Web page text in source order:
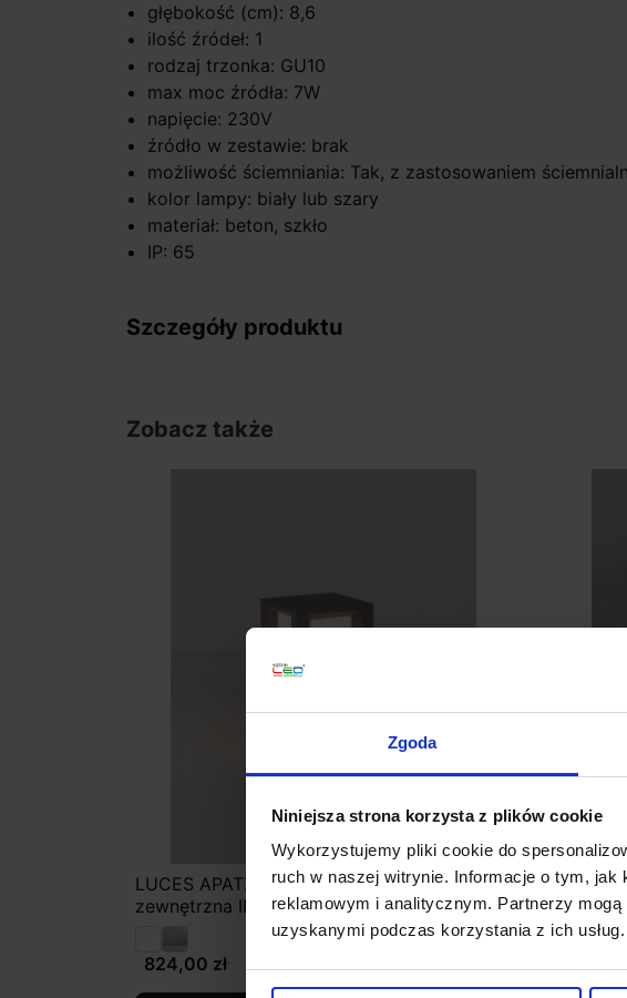
Zgoda
Niniejsza strona korzysta z plików cookie
Wykorzystujemy pliki cookie do
ruch w naszej witrynie. Informacje o tym,
reklamowym i analitycznym. Partnerzy
uzyskanymi podczas korzystania z ich usług.
głębokość (cm): 8,6
ilość źródeł: 1
rodzaj trzonka: GU10
max moc źródła: 7W
napięcie: 230V
źródło w zestawie: brak
możliwość ściemniania: Tak, z zastosowaniem
kolor lampy: biały lub szary
materiał: beton, szkło
IP: 65
Szczegóły produktu
Zobacz także
LUCES APATZINGAN LE71583/4 lampa
zewnętrzna IP65 beton
824,00 zł
LUCES